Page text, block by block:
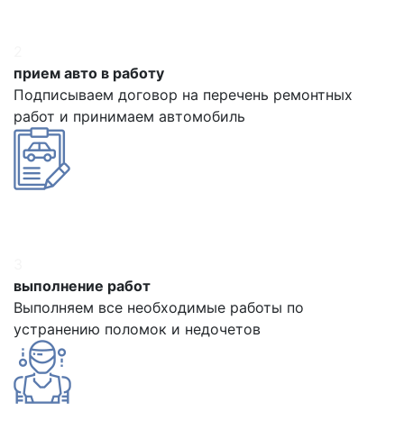
прием авто в работу
Подписываем договор на перечень ремонтных
работ и принимаем автомобиль
выполнение работ
Выполняем все необходимые работы по
устранению поломок и недочетов